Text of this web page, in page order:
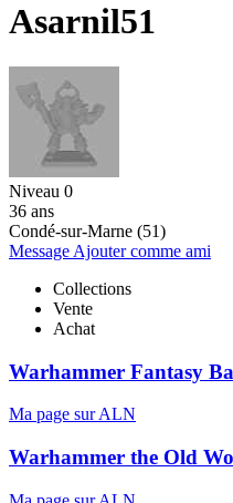
Asarnil51
Niveau 0
36 ans
Condé-sur-Marne (51)
Message Ajouter comme ami
Collections
Vente
Achat
Warhammer Fantasy
Ma page sur ALN
Warhammer the Old